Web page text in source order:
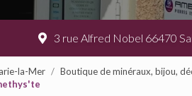
3 rue Alfred Nobel 66470
la-Mer
Boutique de minéraux, bijou,